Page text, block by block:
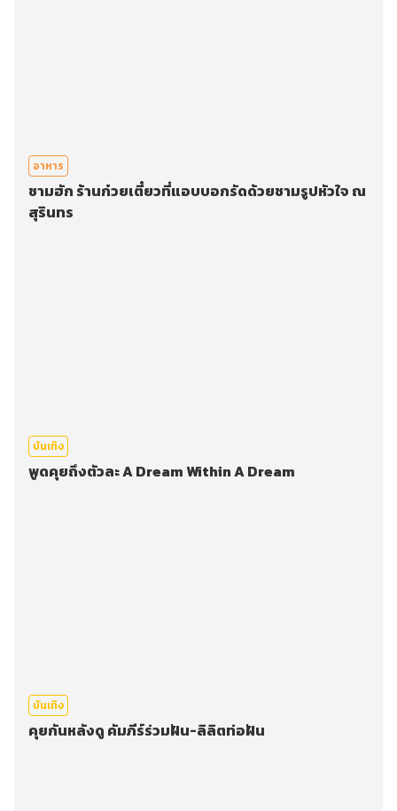
อาหาร
ชามฮัก ร้านก๋วยเตี๋ยวที่แอบบอกรัดด้วยชามรูปหัวใจ ณ
สุรินทร
บันเทิง
พูดคุยถึงตัวละ A Dream Within A Dream
บันเทิง
คุยกันหลังดู คัมภีร์ร่วมฝัน-ลิลิตท่อฝัน